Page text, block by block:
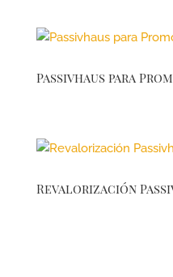
Passivhaus para
Revalorización